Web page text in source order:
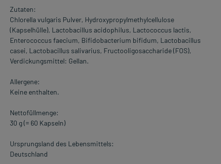
Zutaten:
Chlorella vulgaris Pulver, Hydroxypropylmethylcellulose
(Kapselhülle), Lactobacillus acidophilus, Lactococcus lactis,
Enterococcus faecium, Bifidobacterium bifidum, Lactobacillus
casei, Lactobacillus salivarius, Fructooligosaccharide (FOS),
Verdickungsmittel: Gellan.
Allergene:
Keine enthalten.
Nettofüllmenge:
30 g (= 60 Kapseln)
Ursprungsland des Lebensmittels:
Deutschland